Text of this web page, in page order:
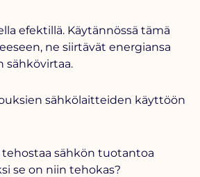
efektillä. Käytännössä tämä
ne siirtävät energiansa
sähkövirtaa.
sähkölaitteiden käyttöön
sähkön tuotantoa
se on niin tehokas?